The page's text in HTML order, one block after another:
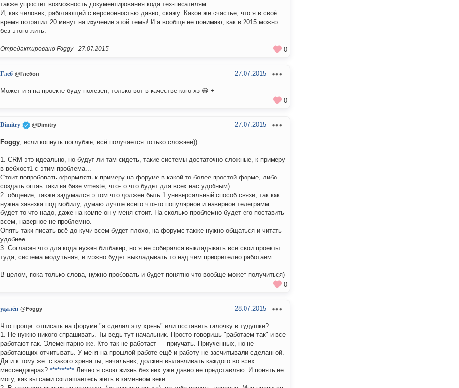
также упростит возможность документирования кода тех-писателям.
И, как человек, работающий с версионностью давно, скажу: Какое же счастье, что я в своё
время потратил 20 минут на изучение этой темы! И я вообще не понимаю, как в 2015 можно
без этого жить.
Отредактировано Foggy - 27.07.2015 0
Глеб @Глебон 27.07.2015
Может и я на проекте буду полезен, только вот в качестве кого хз 😀 +
0
Dimitry @Dimitry 27.07.2015
Foggy, если копнуть поглубже, всё получается только сложнее))
1. CRM это идеально, но будут ли там сидеть, такие системы достаточно сложные, к примеру
в вебхост1 с этим проблема...
Стоит попробовать оформлять к примеру на форуме в какой то более простой форме, либо
создать оптяь таки на базе vmeste, что-то что будет для всех нас удобным)
2. общение, также задумался о том что должен быть 1 универсальный способ связи, так как
нужна завязка под мобилу, думаю лучше всего что-то популярное и наверное телеграмм
будет то что надо, даже на компе он у меня стоит. На сколько проблемно будет его поставить
всем, наверное не проблемно.
Опять таки писать всё до кучи всем будет плохо, на форуме также нужно общаться и читать
удобнее.
3. Согласен что для кода нужен битбакер, но я не собирался выкладывать все свои проекты
туда, система модульная, и можно будет выкладывать то над чем приорително работаем...
В целом, пока только слова, нужно пробовать и будет понятно что вообще может получиться)
0
удалён @Foggy 28.07.2015
Что проще: отписать на форуме "я сделал эту хрень" или поставить галочку в тудушке?
1. Не нужно никого спрашивать. Ты ведь тут начальник. Просто говоришь "работаем так" и все
работают так. Элементарно же. Кто так не работает — приучать. Приученных, но не
работающих отчитывать. У меня на прошлой работе ещё и работу не засчитывали сделанной.
Да и к тому же: с какого хрена ты, начальник, должен вылавливать каждого во всех
мессенджерах? ********** Лично я свою жизнь без них уже давно не представляю. И понять не
могу, как вы сами соглашаетесь жить в каменном веке.